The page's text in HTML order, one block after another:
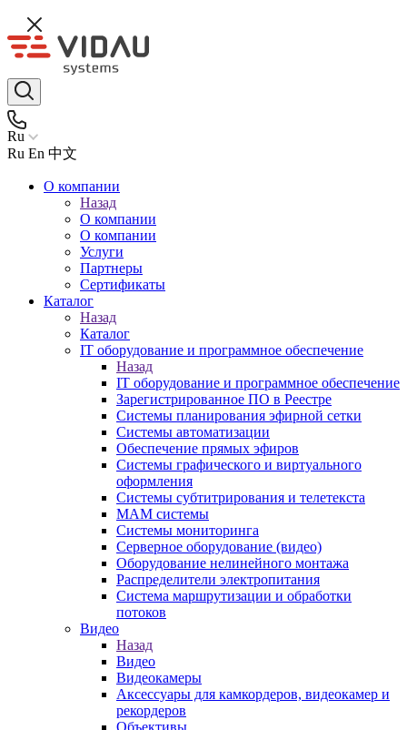
Ru
Ru En 中文
О компании
Назад
О компании
О компании
Услуги
Партнеры
Сертификаты
Каталог
Назад
Каталог
IT оборудование и программное обеспечение
Назад
IT оборудование и программное обеспечение
Зарегистрированное ПО в Реестре
Системы планирования эфирной сетки
Системы автоматизации
Обеспечение прямых эфиров
Системы графического и виртуального
оформления
Системы субтитрирования и телетекста
MAM системы
Системы мониторинга
Серверное оборудование (видео)
Оборудование нелинейного монтажа
Распределители электропитания
Система маршрутизации и обработки
потоков
Видео
Назад
Видео
Видеокамеры
Аксессуары для камкордеров, видеокамер и
рекордеров
Объективы